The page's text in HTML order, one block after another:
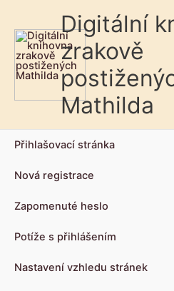
Digitální
zrakově
Mathilda
Přihlašovací stránka
Nová registrace
Zapomenuté heslo
Potíže s přihlášením
Nastavení vzhledu stránek